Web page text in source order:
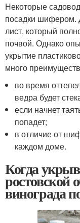
Некоторые
посадки шифером.
лист, который
почвой. Однако
укрытие
много
во время
ведра будет
если начнет
попадет;
в отличие от
каждом доме.
Когда
ростовской
винограда